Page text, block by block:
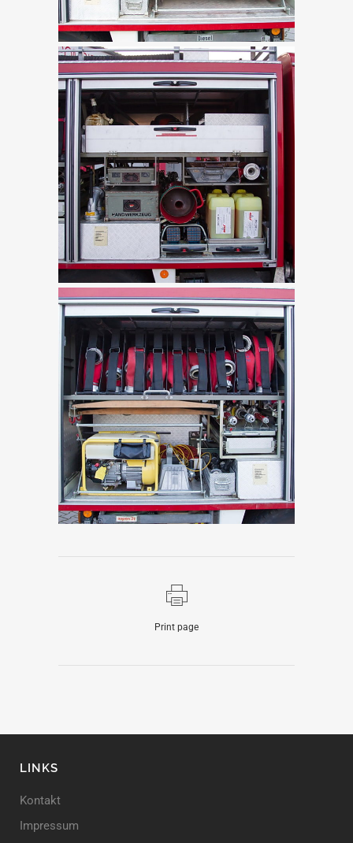
Print page
LINKS
Kontakt
Impressum